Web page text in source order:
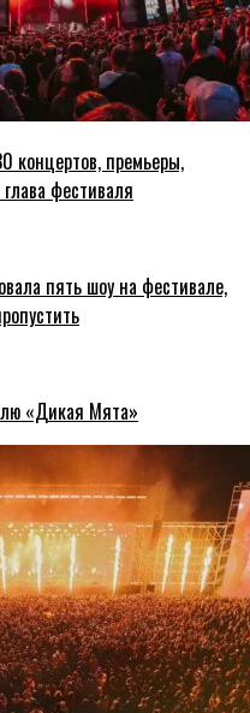
концертов, премьеры,
фестиваля
пять шоу на фестивале,
«Дикая Мята»